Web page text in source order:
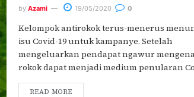
by Azami 19/05/2020 0
Kelompok antirokok terus-menerus
isu Covid-19 untuk kampanye. Setelah
mengeluarkan pendapat ngawur
rokok dapat menjadi medium penularan
READ MORE